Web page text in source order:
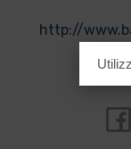
http://